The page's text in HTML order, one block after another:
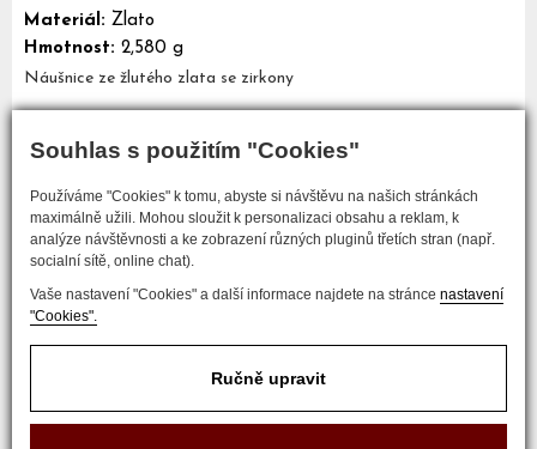
Souhlas s použitím "Cookies"
Používáme "Cookies" k tomu, abyste si návštěvu na našich stránkách
maximálně užili. Mohou sloužit k personalizaci obsahu a reklam, k
analýze návštěvnosti a ke zobrazení různých pluginů třetích stran (např.
socialní sítě, online chat).
Vaše nastavení "Cookies" a další informace najdete na stránce nastavení
"Cookies".
Ručně upravit
Materiál: Zlato
Hmotnost: 2,580 g
Náušnice ze žlutého zlata se zirkony
COPYRIGHT © 2017 ZLATNICTVÍ NEŠKUDLA